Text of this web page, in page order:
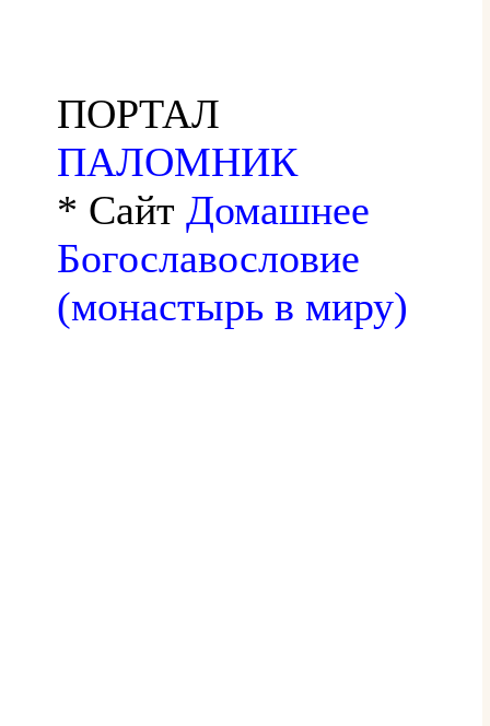
ПОРТАЛ
ПАЛОМНИК
* Сайт Домашнее
Богославословие
(монастырь в миру)